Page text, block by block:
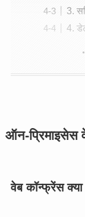
3.
4.
ऑन-प्रिमाइसेस
वेब कॉन्फ्रेंस